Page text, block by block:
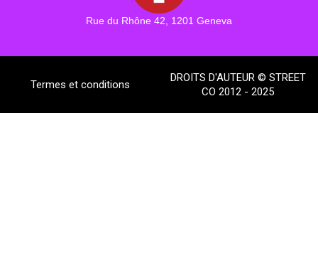
Rue du Rhône 42, 1201 Geneva
Termes et conditions
DROITS D'AUTEUR © STREET
CO 2012 - 2025